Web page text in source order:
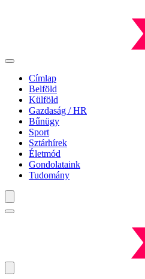
Címlap
Belföld
Külföld
Gazdaság / HR
Bűnügy
Sport
Sztárhírek
Életmód
Gondolataink
Tudomány